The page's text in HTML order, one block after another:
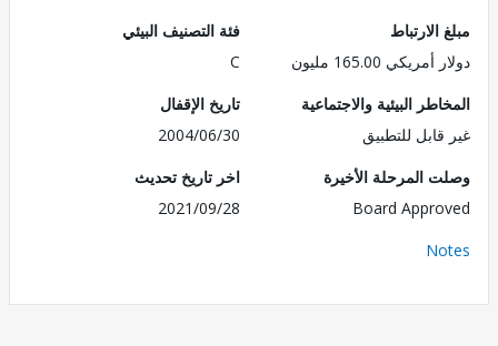
165.00 مليون
فئة التصنيف البيئي
C
البيئية والاجتماعية
للتطبيق
تاريخ الإقفال
2004/06/30
المرحلة الأخيرة
Board
اخر تاريخ تحديث
2021/09/28